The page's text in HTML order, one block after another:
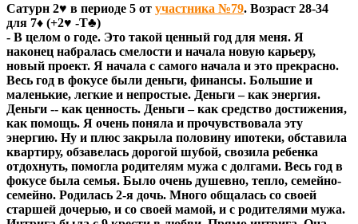
Сатурн 2♥ в периоде 5 от участника №79. Возраст 28-34
для 7♦ (+2♥ -Т♣)
- В целом о годе. Это такой ценный год для меня. Я
наконец набралась смелости и начала новую карьеру,
новый проект. Я начала с самого начала и это прекрасно.
Весь год в фокусе были деньги, финансы. Большие и
маленькие, легкие и непростые. Деньги – как энергия.
Деньги -- как ценность. Деньги – как средство достижения,
как помощь. Я очень поняла и прочувствовала эту
энергию. Ну и плюс закрыла половину ипотеки, обставила
квартиру, обзавелась дорогой шубой, свозила ребенка
отдохнуть, помогла родителям мужа с долгами. Весь год в
фокусе была семья. Было очень душевно, тепло, семейно-
семейно. Родилась 2-я дочь. Много общалась со своей
старшей дочерью, и со своей мамой, и с родителями мужа.